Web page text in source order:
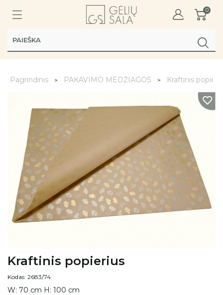
0
Pagrindinis PAKAVIMO MEDŽIAGOS Kraftinis
Kraftinis popierius
Kodas: 2683/74
W: 70 cm H: 100 cm